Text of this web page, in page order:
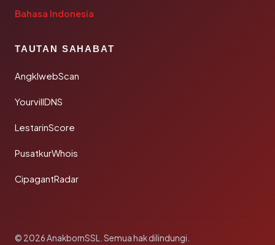
Bahasa Indonesia
TAUTAN SAHABAT
AngklwebScan
YourvillDNS
LestarinScore
PusatkurWhois
CipagantRadar
© 2026 AnakbornSSL. Semua hak dilindungi.